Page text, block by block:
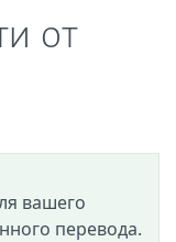
от
вашего
перевода.